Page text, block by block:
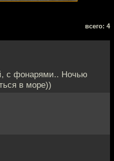
всего: 4
с фонарями.. Ночью
в море))